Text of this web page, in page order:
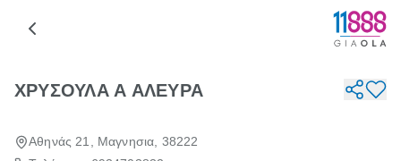
ΧΡΥΣΟΥΛΑ Α ΑΛΕΥΡΑ
Αθηνάς 21, Μαγνησια, 38222